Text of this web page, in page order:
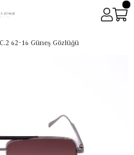
62-16 Güneş Gözlüğü